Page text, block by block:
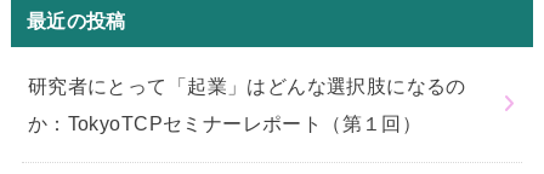
最近の投稿
研究者にとって「起業」はどんな選択肢になるの
か：TokyoTCPセミナーレポート（第１回）